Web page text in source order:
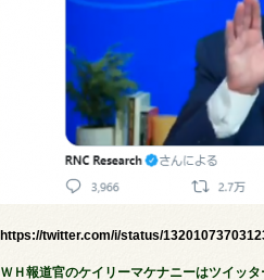
https://twitter.com/i/status/
ＷＨ報道官のケイリーマケナニーはツイッ